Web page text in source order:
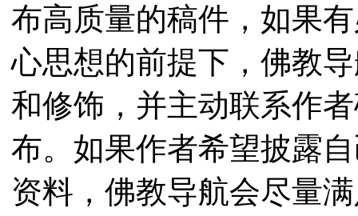
布高质量的稿件，如果
心思想的前提下，佛教
和修饰，并主动联系作
布。如果作者希望披露
资料，佛教导航会尽量